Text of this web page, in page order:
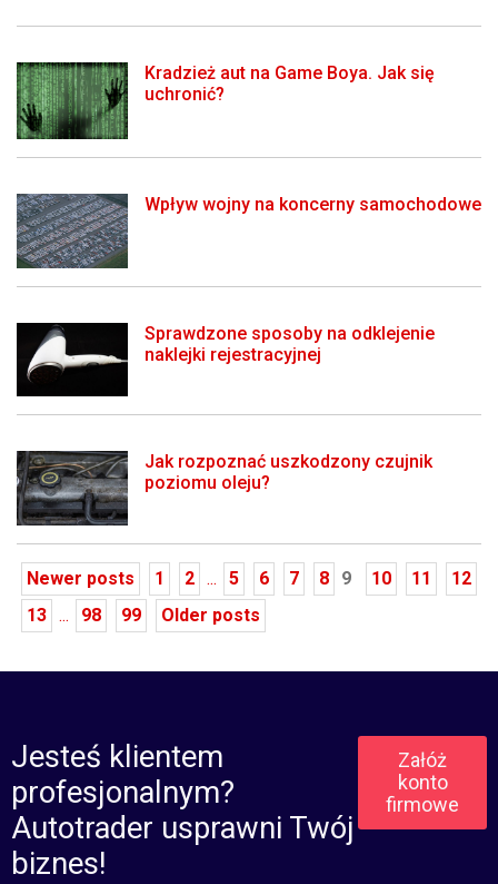
Kradzież aut na Game Boya. Jak się
uchronić?
Wpływ wojny na koncerny samochodowe
Sprawdzone sposoby na odklejenie
naklejki rejestracyjnej
Jak rozpoznać uszkodzony czujnik
poziomu oleju?
Newer posts 1 2 ... 5 6 7 8 9 10 11
12
13 ... 98 99 Older posts
Jesteś klientem
profesjonalnym?
Autotrader usprawni Twój
biznes!
Załóż
konto
firmowe